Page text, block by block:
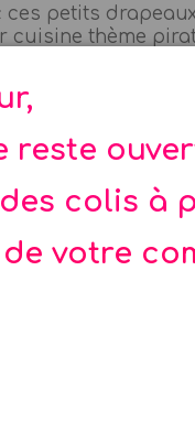
reste
des colis à
votre
ces petits
cuisine thème